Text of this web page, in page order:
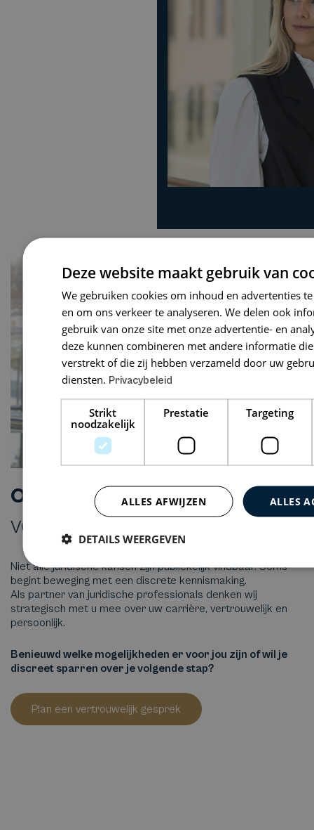
Ontdek de mogelijkheden
voor jouw carrière
Niet alle juridische kansen zijn publiekelijk vindbaar. Soms
begint beweging met een discrete kennismaking.
Als partner van juridische professionals denken wij
strategisch met u mee over uw carrière, vertrouwelijk en
persoonlijk.
Benieuwd welke mogelijkheden er voor jou zijn of wil je
discreet sparren over je volgende stap?
Plan een vertrouwelijk gesprek
Deze website maakt gebruik van
We gebruiken cookies om inhoud en advertenties
en om ons verkeer te analyseren. We delen ook
gebruik van onze site met onze advertentie- en
deze kunnen combineren met andere informatie
verstrekt of die zij hebben verzameld door uw
diensten. Privacybeleid
Strikt
noodzakelijk
Prestatie Targeting
ALLES
ALLES AFWIJZEN
DETAILS WEERGEVEN